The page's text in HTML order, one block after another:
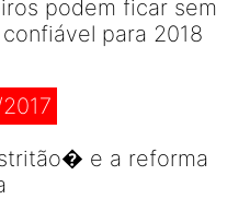
podem ficar sem
para 2018
e a reforma